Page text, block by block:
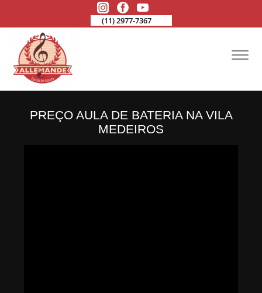
(11) 2977-7367
PREÇO AULA DE BATERIA NA VILA
MEDEIROS